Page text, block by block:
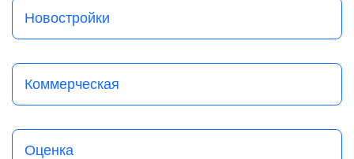
Новостройки
Коммерческая
Оценка